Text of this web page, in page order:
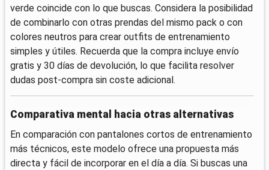
verde coincide con lo que buscas. Considera la posibilidad
de combinarlo con otras prendas del mismo pack o con
colores neutros para crear outfits de entrenamiento
simples y útiles. Recuerda que la compra incluye envío
gratis y 30 días de devolución, lo que facilita resolver
dudas post-compra sin coste adicional.
Comparativa mental hacia otras alternativas
En comparación con pantalones cortos de entrenamiento
más técnicos, este modelo ofrece una propuesta más
directa y fácil de incorporar en el día a día. Si buscas una